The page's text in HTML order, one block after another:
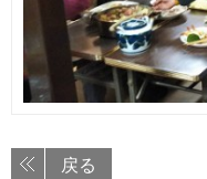
戻る